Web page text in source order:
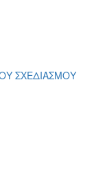
ΣΧΕΔΙΑΣΜΟΥ